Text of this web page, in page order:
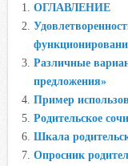
b
o
o
k
e
r
p
ОГЛАВЛЕНИЕ
Различные
предложения»
Пример
Родительское
Шкала
Опросник